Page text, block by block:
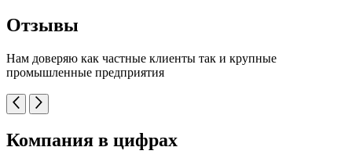
Отзывы
Нам доверяю как частные клиенты так и крупные
промышленные предприятия
Компания в цифрах